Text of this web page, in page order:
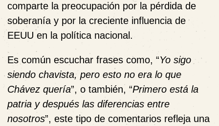
comparte la preocupación por la pérdida de
soberanía y por la creciente influencia de
EEUU en la política nacional.
Es común escuchar frases como, “Yo sigo
siendo chavista, pero esto no era lo que
Chávez quería”, o también, “Primero está la
patria y después las diferencias entre
nosotros”, este tipo de comentarios refleja una